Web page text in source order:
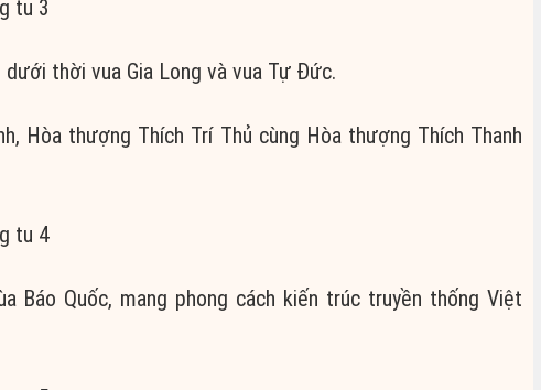
thời vua Gia Long và vua Tự Đức.
Hòa thượng Thích Trí Thủ cùng Hòa thượng Thích Thanh
Báo Quốc, mang phong cách kiến trúc truyền thống Việt